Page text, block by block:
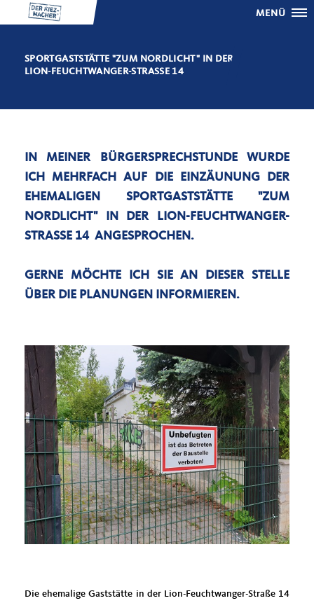
MENÜ
SPORTGASTSTÄTTE "ZUM NORDLICHT" IN DER
LION-FEUCHTWANGER-STRASSE 14
IN MEINER BÜRGERSPRECHSTUNDE WURDE
ICH MEHRFACH AUF DIE EINZÄUNUNG DER
EHEMALIGEN SPORTGASTSTÄTTE "ZUM
NORDLICHT" IN DER LION-FEUCHTWANGER-
STRASSE 14 ANGESPROCHEN.
GERNE MÖCHTE ICH SIE AN DIESER STELLE
ÜBER DIE PLANUNGEN INFORMIEREN.
Die ehemalige Gaststätte in der Lion-Feuchtwanger-Straße 14